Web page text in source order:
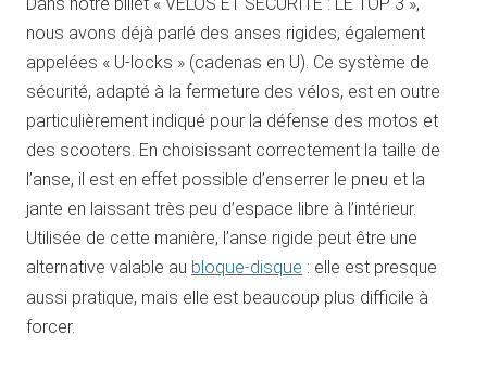
nous avons déjà parlé des anses rigides, également
appelées « U-locks » (cadenas en U). Ce système de
sécurité, adapté à la fermeture des vélos, est en outre
particulièrement indiqué pour la défense des motos et
des scooters. En choisissant correctement la taille de
l’anse, il est en effet possible d’enserrer le pneu et la
jante en laissant très peu d’espace libre à l’intérieur.
Utilisée de cette manière, l’anse rigide peut être une
alternative valable au bloque-disque : elle est presque
aussi pratique, mais elle est beaucoup plus difficile à
forcer.